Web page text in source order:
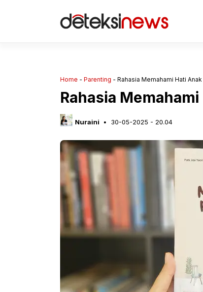
Home - Parenting - Rahasia Memahami Hati Anak
Rahasia
Nuraini 30-05-2025 - 20.04